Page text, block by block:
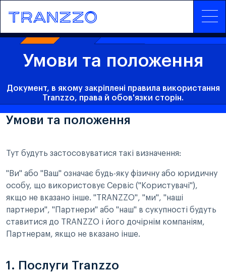
Умови та положення
Документ, в якому закріплені правила використання
Tranzzo, права й обов'язки сторін.
Умови та положення
Тут будуть застосовуватися такі визначення:
"Ви" або "Ваш" означає будь-яку фізичну або юридичну
особу, що використовує Сервіс ("Користувачі"),
якщо не вказано інше. "TRANZZO", "ми", "наші
партнери", "Партнери" або "наш" в сукупності будуть
ставитися до TRANZZO і його дочірнім компаніям,
Партнерам, якщо не вказано інше.
1. Послуги Tranzzo